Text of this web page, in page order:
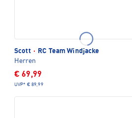
Scott ·
RC Team Windjacke
Herren
€ 69,99
UVP* € 89,99